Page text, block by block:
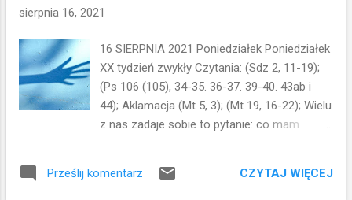
Chrystusem...Jezus komentuje to: łatwiej
niebieskiego. Użyta przez Jezusa hiperbola
stała się tematem dyskusji współczesnych
teologów...jedni mówili, że ucho igielne to
brama w Jerozolimie...ale ta powstała w
teorii... Inni mówią, że w tłumaczeniu pojawił
sierpnia 16, 2021
16 SIERPNIA 2021 Poniedziałek Poniedziałek
XX tydzień zwykły Czytania: (Sdz 2, 11-19);
(Ps 106 (105), 34-35. 36-37. 39-40. 43ab i
44); Aklamacja (Mt 5, 3); (Mt 19, 16-22); Wielu
z nas zadaje sobie to pytanie: co mam
młodzieńcowi, że czasem nie wystarczy być
Prześlij komentarz CZYTAJ WIĘCEJ